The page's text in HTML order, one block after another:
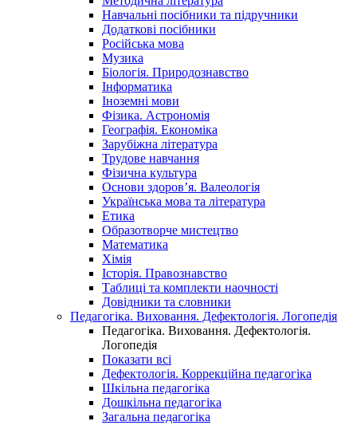
Навчальні посібники та підручники
Додаткові посібники
Російська мова
Музика
Біологія. Природознавство
Інформатика
Іноземні мови
Фізика. Астрономія
Географія. Економіка
Зарубіжна література
Трудове навчання
Фізична культура
Основи здоров’я. Валеологія
Українська мова та література
Етика
Образотворче мистецтво
Математика
Хімія
Історія. Правознавство
Таблиці та комплекти наочності
Довідники та словники
Педагогіка. Виховання. Дефектологія. Логопедія
Педагогіка. Виховання. Дефектологія.
Логопедія
Показати всі
Дефектологія. Коррекційна педагогіка
Шкільна педагогіка
Дошкільна педагогіка
Загальна педагогіка